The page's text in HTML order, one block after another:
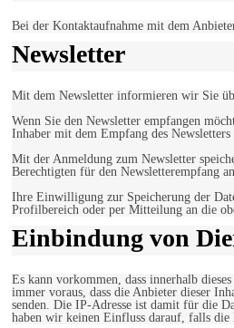
Bei der Kontaktaufnahme mit dem
Newsletter
Mit dem Newsletter informieren wir Sie
Wenn Sie den Newsletter empfangen
Inhaber mit dem Empfang des
Mit der Anmeldung zum Newsletter
Berechtigten für den Newsletterempfang
Ihre Einwilligung zur Speicherung der
Profilbereich oder per Mitteilung an die
Einbindung von
Es kann vorkommen, dass innerhalb
immer voraus, dass die Anbieter dieser
senden. Die IP-Adresse ist damit für die
haben wir keinen Einfluss darauf, falls